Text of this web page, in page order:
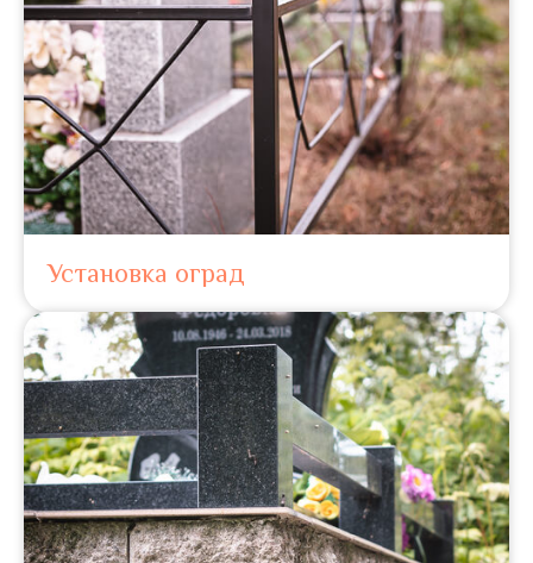
Установка оград